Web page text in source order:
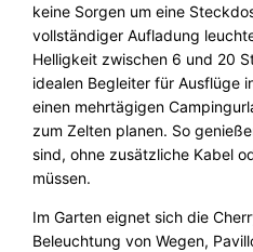
keine Sorgen um eine
vollständiger Aufladung
Helligkeit zwischen 6 und 20
idealen Begleiter für Ausflüge
einen mehrtägigen
zum Zelten planen. So
sind, ohne zusätzliche Kabel
müssen.
Im Garten eignet sich die
Beleuchtung von Wegen,